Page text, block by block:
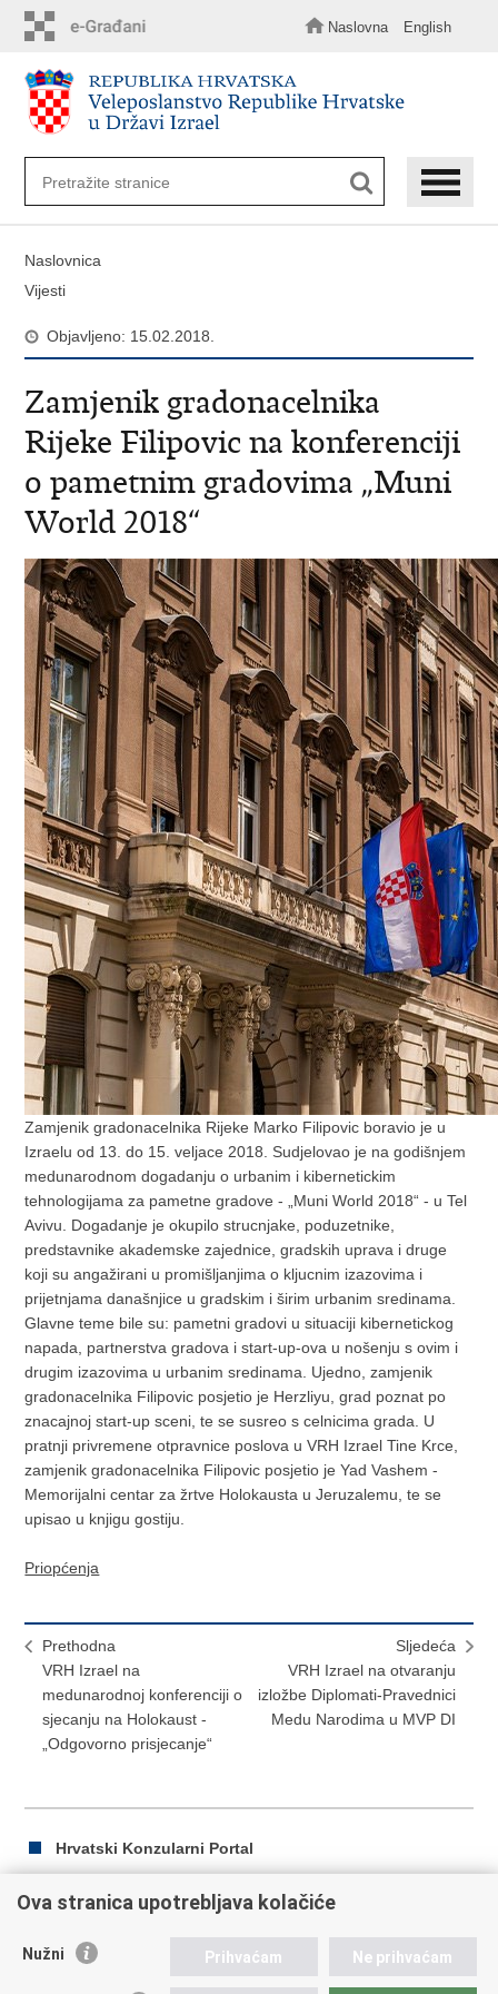
sadržaj
Naslovna English
Naslovnica
Vijesti
Objavljeno: 15.02.2018.
Zamjenik gradonacelnika
Rijeke Filipovic na konferenciji
o pametnim gradovima „Muni
World 2018“
Zamjenik gradonacelnika Rijeke Marko Filipovic boravio je u
Izraelu od 13. do 15. veljace 2018. Sudjelovao je na godišnjem
medunarodnom dogadanju o urbanim i kibernetickim
tehnologijama za pametne gradove - „Muni World 2018“ - u Tel
Avivu. Dogadanje je okupilo strucnjake, poduzetnike,
predstavnike akademske zajednice, gradskih uprava i druge
koji su angažirani u promišljanjima o kljucnim izazovima i
prijetnjama današnjice u gradskim i širim urbanim sredinama.
Glavne teme bile su: pametni gradovi u situaciji kibernetickog
napada, partnerstva gradova i start-up-ova u nošenju s ovim i
drugim izazovima u urbanim sredinama. Ujedno, zamjenik
gradonacelnika Filipovic posjetio je Herzliyu, grad poznat po
znacajnoj start-up sceni, te se susreo s celnicima grada. U
pratnji privremene otpravnice poslova u VRH Izrael Tine Krce,
zamjenik gradonacelnika Filipovic posjetio je Yad Vashem -
Memorijalni centar za žrtve Holokausta u Jeruzalemu, te se
upisao u knjigu gostiju.
Priopćenja
Prethodna
VRH Izrael na
medunarodnoj konferenciji o
sjecanju na Holokaust -
„Odgovorno prisjecanje“
Sljedeća
VRH Izrael na otvaranju
izložbe Diplomati-Pravednici
Medu Narodima u MVP DI
Hrvatski Konzularni Portal
Ispiši
Podijeli
Ova stranica upotrebljava kolačiće
Nužni Prihvaćam Ne prihvaćam